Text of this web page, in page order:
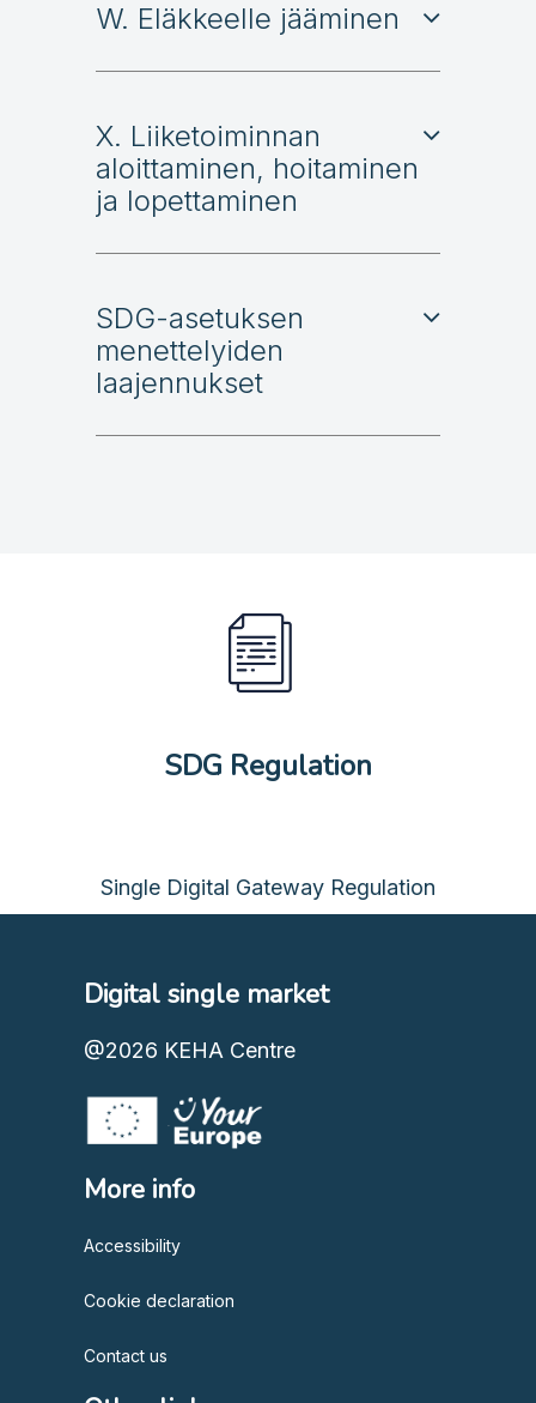
W. Eläkkeelle jääminen
X. Liiketoiminnan
aloittaminen, hoitaminen
ja lopettaminen
SDG-asetuksen
menettelyiden
laajennukset
SDG Regulation
Single Digital Gateway Regulation
Digital single market
@2026 KEHA Centre
More info
Accessibility
Cookie declaration
Contact us